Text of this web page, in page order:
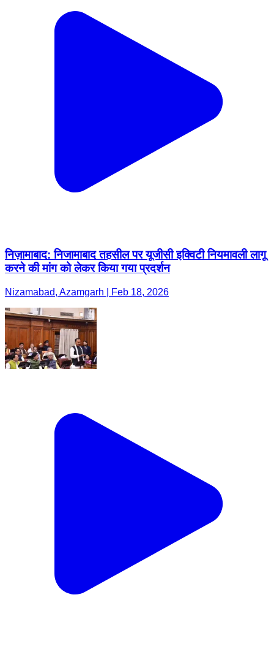
निज़ामाबाद: निजामाबाद तहसील पर यूजीसी इक्विटी नियमावली लागू
करने की मांग को लेकर किया गया प्रदर्शन
Nizamabad, Azamgarh | Feb 18, 2026